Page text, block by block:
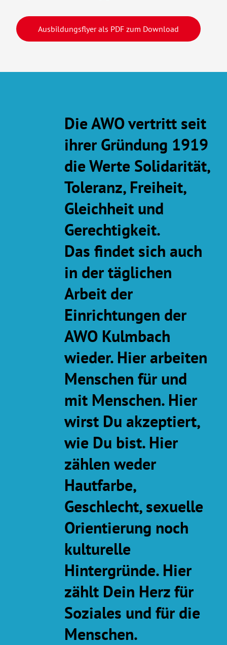
Ausbildungsflyer als PDF zum Download
Die AWO vertritt seit
ihrer Gründung 1919
die Werte Solidarität,
Toleranz, Freiheit,
Gleichheit und
Gerechtigkeit.
Das findet sich auch
in der täglichen
Arbeit der
Einrichtungen der
AWO Kulmbach
wieder. Hier arbeiten
Menschen für und
mit Menschen. Hier
wirst Du akzeptiert,
wie Du bist. Hier
zählen weder
Hautfarbe,
Geschlecht, sexuelle
Orientierung noch
kulturelle
Hintergründe. Hier
zählt Dein Herz für
Soziales und für die
Menschen.